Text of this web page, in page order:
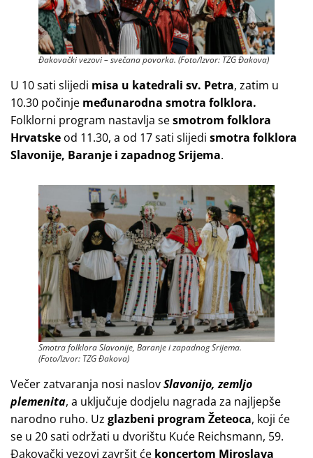
Đakovački vezovi – svečana povorka. (Foto/Izvor: TZG Đakova)
U 10 sati slijedi misa u katedrali sv. Petra, zatim u
10.30 počinje međunarodna smotra folklora.
Folklorni program nastavlja sesmotrom folklora
Hrvatske od 11.30, a od 17 sati slijedi smotra folklora
Slavonije, Baranje i zapadnog Srijema.
Smotra folklora Slavonije, Baranje i zapadnog Srijema.
(Foto/Izvor: TZG Đakova)
Večer zatvaranja nosi naslovSlavonijo, zemljo
plemenita, a uključuje dodjelu nagrada za najljepše
narodno ruho. Uz glazbeni program Žeteoca, koji će
se u 20 sati održati u dvorištu Kuće Reichsmann, 59.
Đakovački vezovi završit će koncertom Miroslava